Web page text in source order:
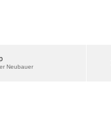
Neubauer